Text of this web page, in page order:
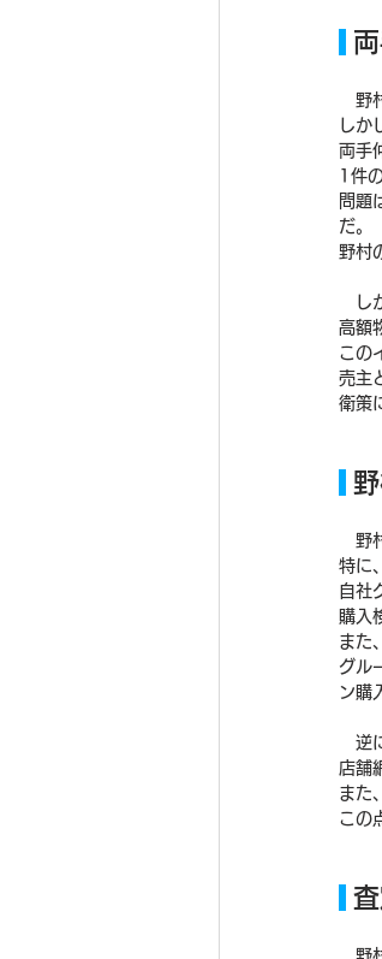
野
しか
両手
1件
問題
だ。
野村
し
高額
この
売主
衛策
野
特に
自社
購入
また
グル
ン購
逆
店舗
また
この
野